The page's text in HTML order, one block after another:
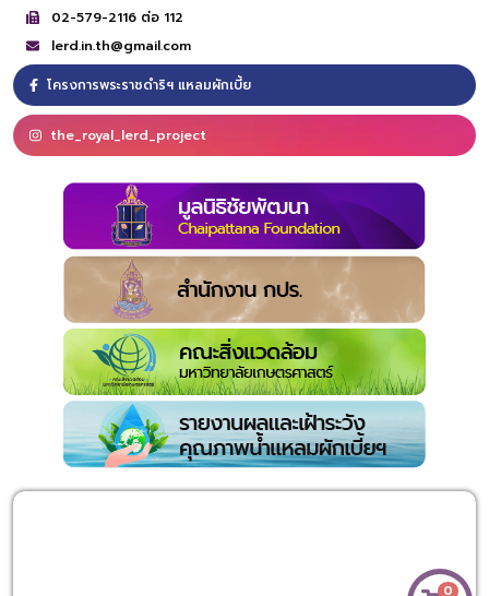
0
02-579-2116 ต่อ 112
lerd.in.th@gmail.com
โครงการพระราชดำริฯ แหลมผักเบี้ย
the_royal_lerd_project